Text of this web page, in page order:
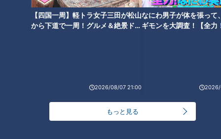
【四国一周】軽トラ女子三田が松山
から下道で一周！グルメ＆絶景ドラ
2026/08/07 21:00
なにわ男子が体を張って
ギモンを大調査！【全力
2026/
もっと見る
毎日昼過ぎには完売！？子ども
にも人気の餡玉『上玉』の魅力
とは？名古屋市の老舗和菓子店
1日5000個売れる“激ウマおにぎ
り”！？三重県四日市の「おにぎ
りの桃太郎」が愛され続ける理
地元民が大絶賛！？三重県桑名
長時間煮込まなくてもレンジ一
つで簡単に作れる「焼豚」！？